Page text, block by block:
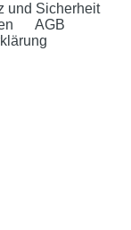
und Sicherheit
AGB